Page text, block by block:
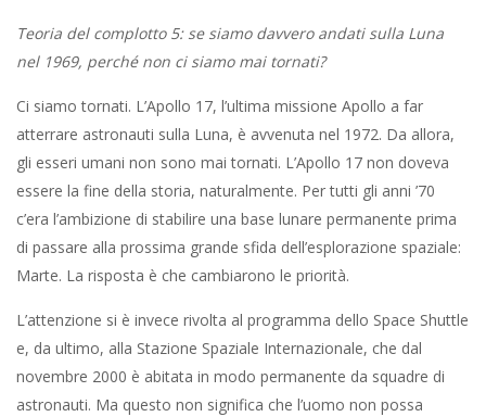
Teoria del complotto 5: se siamo davvero andati sulla Luna
nel 1969, perché non ci siamo mai tornati?
Ci siamo tornati. L’Apollo 17, l’ultima missione Apollo a far
atterrare astronauti sulla Luna, è avvenuta nel 1972. Da allora,
gli esseri umani non sono mai tornati. L’Apollo 17 non doveva
essere la fine della storia, naturalmente. Per tutti gli anni ’70
c’era l’ambizione di stabilire una base lunare permanente prima
di passare alla prossima grande sfida dell’esplorazione spaziale:
Marte. La risposta è che cambiarono le priorità.
L’attenzione si è invece rivolta al programma dello Space Shuttle
e, da ultimo, alla Stazione Spaziale Internazionale, che dal
novembre 2000 è abitata in modo permanente da squadre di
astronauti. Ma questo non significa che l’uomo non possa